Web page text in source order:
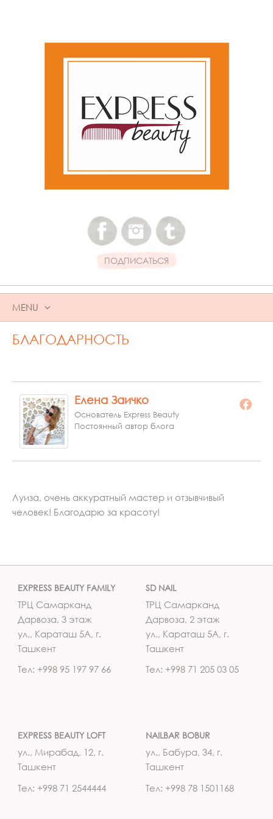
ПОДПИСАТЬСЯ
MENU
SKIP
TO
БЛАГОДАРНОСТЬ
Елена Заичко
Основатель Express Beauty
Постоянный автор блога
Луиза, очень аккуратный мастер и отзывчивый
человек! Благодарю за красоту!
EXPRESS BEAUTY FAMILY
ТРЦ Самарканд
Дарвоза, 3 этаж
ул., Караташ 5А, г.
Ташкент
Тел: +998 95 197 97 66
SD NAIL
ТРЦ Самарканд
Дарвоза, 2 этаж
ул., Караташ 5А, г.
Ташкент
Тел: +998 71 205 03 05
EXPRESS BEAUTY LOFT
ул., Мирабад, 12, г.
Ташкент
Тел: +998 71 2544444
NAILBAR BOBUR
ул., Бабура, 34, г.
Ташкент
Тел: +998 78 1501168